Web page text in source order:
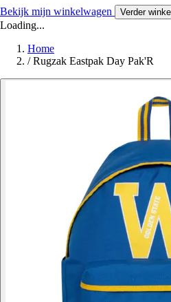
Bekijk mijn winkelwagen Verder
Loading...
Home
/ Rugzak Eastpak Day Pak'R